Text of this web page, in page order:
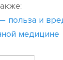
польза и
медицине